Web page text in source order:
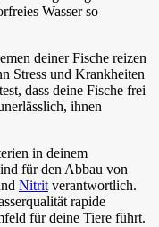
Wasser so
deiner Fische reizen
Stress und Krankheiten
dass deine Fische frei
ihnen
in deinem
für den Abbau von
Nitrit verantwortlich.
rapide
für deine Tiere führt.